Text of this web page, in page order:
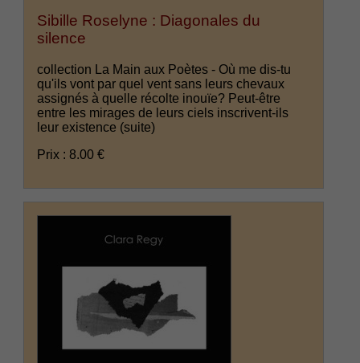
Sibille Roselyne : Diagonales du
silence
collection La Main aux Poètes - Où me dis-tu
qu'ils vont par quel vent sans leurs chevaux
assignés à quelle récolte inouïe? Peut-être
entre les mirages de leurs ciels inscrivent-ils
leur existence (suite)
Prix : 8.00 €